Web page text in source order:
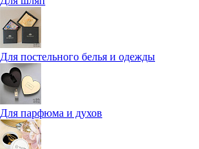
Для постельного белья и одежды
Для парфюма и духов